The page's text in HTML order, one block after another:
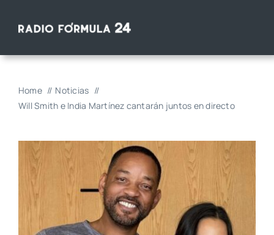
Home
Noticias
Will Smith e India Martínez cantarán juntos en directo